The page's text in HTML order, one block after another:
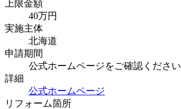
上限金額
40万円
実施主体
北海道
申請期間
公式ホームページをご確認ください
詳細
公式ホームページ
リフォーム箇所